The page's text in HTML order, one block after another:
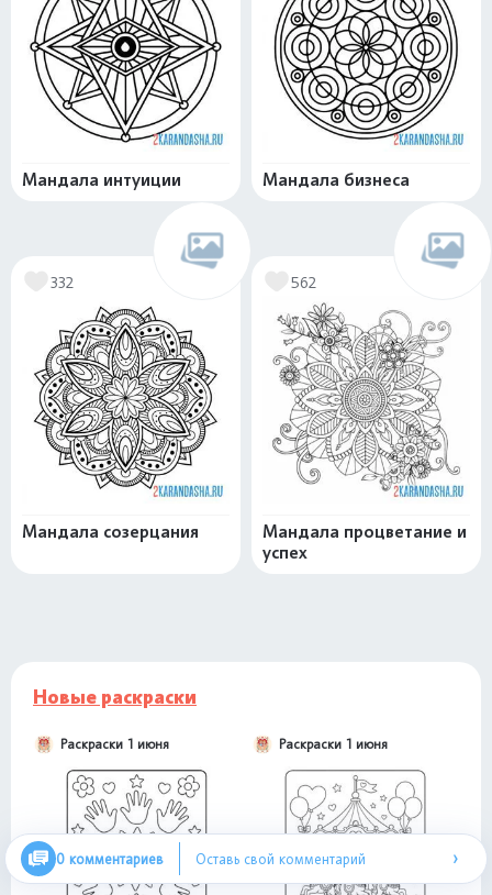
Мандала интуиции Мандала бизнеса
332
Мандала созерцания
562
Мандала процветание и
успех
Новые раскраски
Раскраски 1 июня Раскраски 1 июня
0 комментариев Оставь свой комментарий ›